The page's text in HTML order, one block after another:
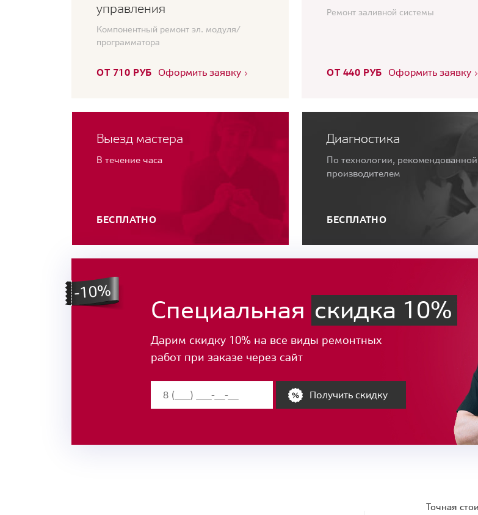
управления
Компонентный ремонт эл. модуля/
программатора
ОТ 710 РУБ Оформить заявку
Ремонт заливной системы
ОТ 440 РУБ Оформить заявку
Выезд мастера
В течение часа
БЕСПЛАТНО
Диагностика
По технологии, рекомендованной
производителем
БЕСПЛАТНО
Специальная скидка 10%
Дарим скидку 10% на все виды ремонтных
работ при заказе через сайт
Получить скидку
Точная